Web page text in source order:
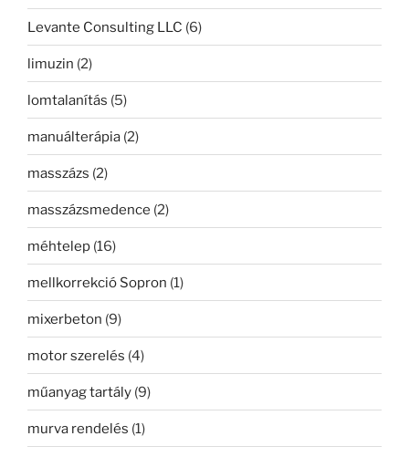
Levante Consulting LLC (6)
limuzin (2)
lomtalanítás (5)
manuálterápia (2)
masszázs (2)
masszázsmedence (2)
méhtelep (16)
mellkorrekció Sopron (1)
mixerbeton (9)
motor szerelés (4)
műanyag tartály (9)
murva rendelés (1)